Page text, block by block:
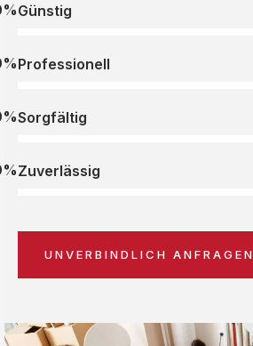
Günstig
Professionell
Sorgfältig
Zuverlässig
UNVERBINDLICH ANFRAGEN